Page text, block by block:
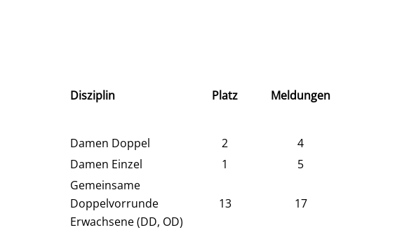
Disziplin Platz Meldungen
Damen Doppel 2
4
Damen Einzel 1 5
Gemeinsame
Doppelvorrunde
Erwachsene (DD, OD)
13 17